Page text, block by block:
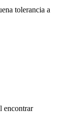
tolerancia a
encontrar